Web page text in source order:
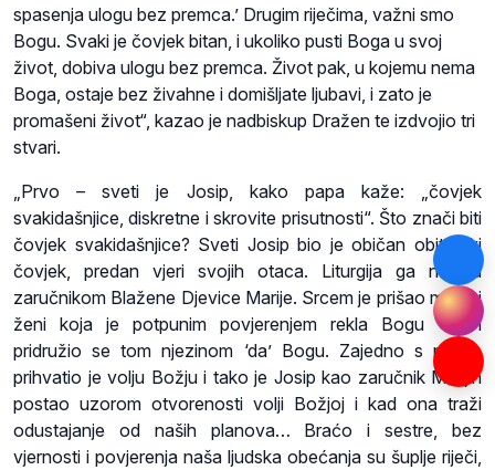
spasenja ulogu bez premca.’ Drugim riječima, važni smo
Bogu. Svaki je čovjek bitan, i ukoliko pusti Boga u svoj
život, dobiva ulogu bez premca. Život pak, u kojemu nema
Boga, ostaje bez živahne i domišljate ljubavi, i zato je
promašeni život“, kazao je nadbiskup Dražen te izdvojio tri
stvari.
„Prvo – sveti je Josip, kako papa kaže: „čovjek
svakidašnjice, diskretne i skrovite prisutnosti“. Što znači biti
čovjek svakidašnjice? Sveti Josip bio je običan obiteljski
čovjek, predan vjeri svojih otaca. Liturgija ga naziva
zaručnikom Blažene Djevice Marije. Srcem je prišao mladoj
ženi koja je potpunim povjerenjem rekla Bogu ‘da’ i
pridružio se tom njezinom ‘da’ Bogu. Zajedno s njome
prihvatio je volju Božju i tako je Josip kao zaručnik Marijin
postao uzorom otvorenosti volji Božjoj i kad ona traži
odustajanje od naših planova… Braćo i sestre, bez
vjernosti i povjerenja naša ljudska obećanja su šuplje riječi,